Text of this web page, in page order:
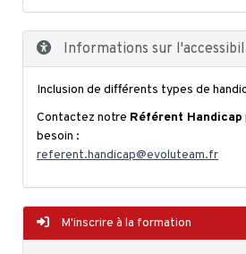
Informations sur
Inclusion de différents types de
Contactez notre Référent Handicap
besoin :
referent.handicap@evoluteam.fr
M'inscrire à la formation